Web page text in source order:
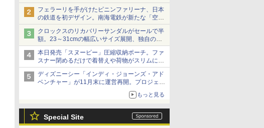
ザイン
フェラーリを手がけたピニンファリーナ、日本
の鉄道を初デザイン。南海電鉄が新たな「空港
特急」をなにわ筋線へ導入
クロックスのリカバリーサンダルがセールで半
額。23～31cmの幅広いサイズ展開、独自のク
ッション素材を採用
本日発売「スヌーピー」圧縮収納ポーチ。ファ
スナー閉めるだけで着替えや荷物がスリムにま
とまる
ディズニーシー「インディ・ジョーンズ・アド
ベンチャー」が11月末に運営再開。プロジェク
ションマッピングを追加、DPAは1500円
もっと見る
Special Site